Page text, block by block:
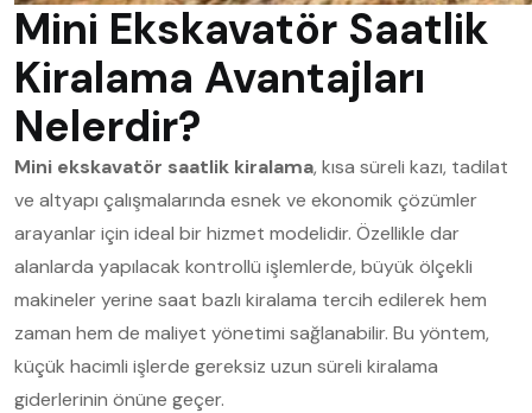
Mini Ekskavatör Saatlik
Kiralama Avantajları
Nelerdir?
Mini ekskavatör saatlik kiralama, kısa süreli kazı, tadilat
ve altyapı çalışmalarında esnek ve ekonomik çözümler
arayanlar için ideal bir hizmet modelidir. Özellikle dar
alanlarda yapılacak kontrollü işlemlerde, büyük ölçekli
makineler yerine saat bazlı kiralama tercih edilerek hem
zaman hem de maliyet yönetimi sağlanabilir. Bu yöntem,
küçük hacimli işlerde gereksiz uzun süreli kiralama
giderlerinin önüne geçer.